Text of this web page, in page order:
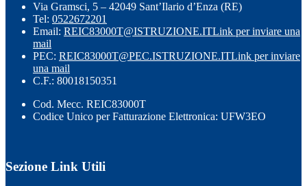
Via Gramsci, 5 – 42049 Sant’Ilario d’Enza (RE)
Tel: 0522672201
Email: REIC83000T@ISTRUZIONE.ITLink per inviare una
mail
PEC: REIC83000T@PEC.ISTRUZIONE.ITLink per inviare
una mail
C.F.: 80018150351
Cod. Mecc. REIC83000T
Codice Unico per Fatturazione Elettronica: UFW3EO
Sezione Link Utili